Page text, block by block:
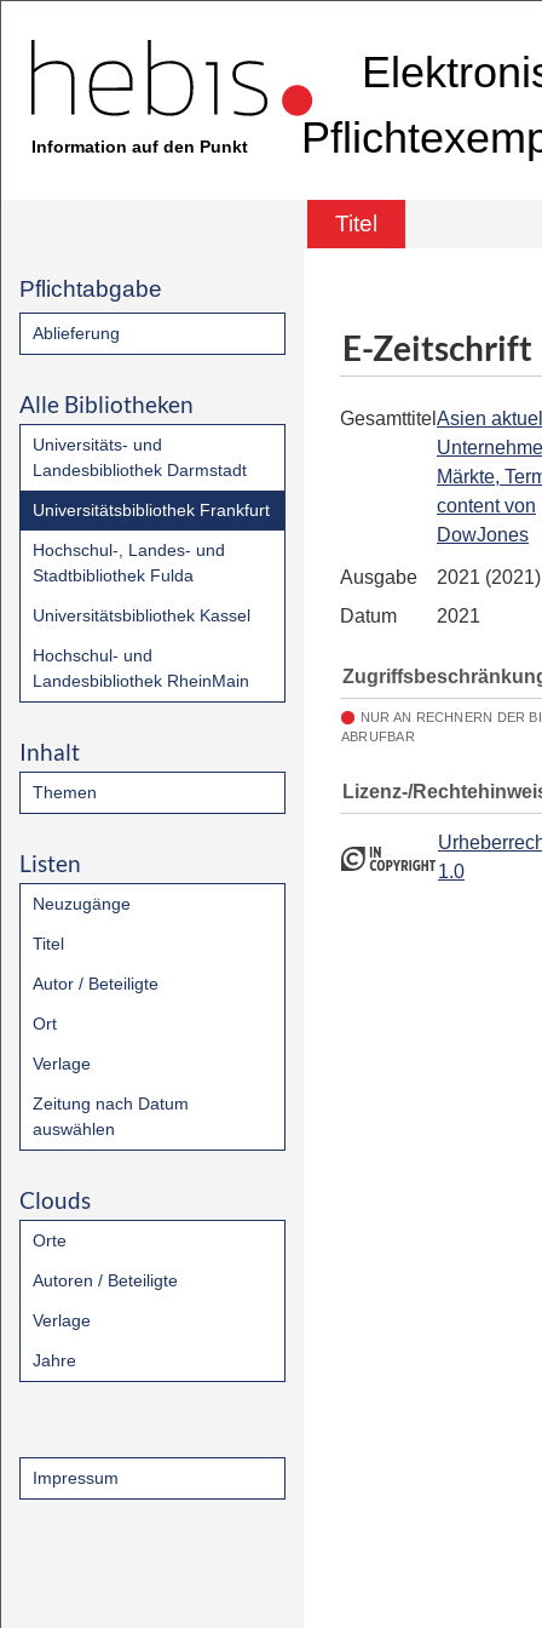
Information auf den Punkt
Titel
Pflichtabgabe
Ablieferung
Alle Bibliotheken
Universitäts- und
Landesbibliothek Darmstadt
Universitätsbibliothek Frankfurt
Hochschul-, Landes- und
Stadtbibliothek Fulda
Universitätsbibliothek Kassel
Hochschul- und
Landesbibliothek RheinMain
Inhalt
Themen
Listen
Neuzugänge
Titel
Autor / Beteiligte
Ort
Verlage
Zeitung nach Datum
auswählen
Clouds
Orte
Autoren / Beteiligte
Verlage
Jahre
Impressum
E-Zeitschrift
Gesamttitel Asien
Märkte,
content von
DowJones
Ausgabe
2021
Datum
2021
NUR AN RECHNERN DER
ABRUFBAR
Lizenz-/
1.0